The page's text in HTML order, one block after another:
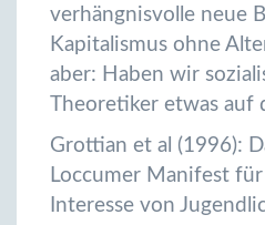
verhängnisvolle neue
Kapitalismus ohne
aber: Haben wir
Theoretiker etwas auf
Grottian et al (1996):
Loccumer Manifest
Interesse von